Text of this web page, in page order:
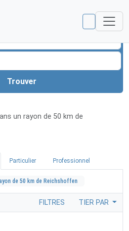
Trouver
un rayon de 50 km de
Particulier Professionnel
de 50 km de Reichshoffen
FILTRES TIER PAR